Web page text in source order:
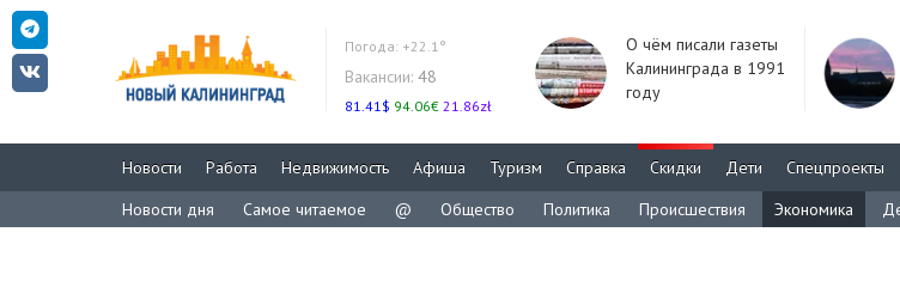
Погода: +22.1°
Вакансии: 48
81.41$ 94.06€ 21.86zł
О чём писали газеты
Калининграда в 1991
году
Новости Работа Недвижимость Афиша Туризм Справка Скидки Дети Спецпроекты
Новости дня
Самое читаемое @ Общество Политика Происшествия Экономика